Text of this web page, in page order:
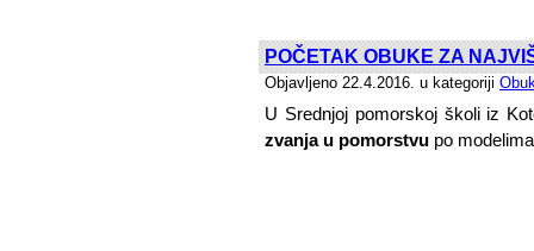
POČETAK OBUKE ZA
Objavljeno 22.4.2016. u kategoriji
U Srednjoj pomorskoj školi iz
zvanja u pomorstvu po